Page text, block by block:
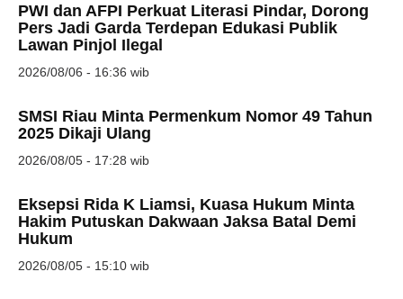
PWI dan AFPI Perkuat Literasi Pindar, Dorong
Pers Jadi Garda Terdepan Edukasi Publik
Lawan Pinjol Ilegal
2026/08/06 - 16:36 wib
SMSI Riau Minta Permenkum Nomor 49 Tahun
2025 Dikaji Ulang
2026/08/05 - 17:28 wib
Eksepsi Rida K Liamsi, Kuasa Hukum Minta
Hakim Putuskan Dakwaan Jaksa Batal Demi
Hukum
2026/08/05 - 15:10 wib